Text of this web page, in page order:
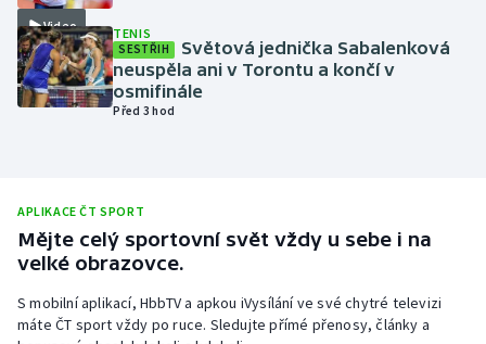
Olympijské hry
Parasport
Ragby
Rychlobruslení
Video TENIS
SESTŘIH
Světová jednička Sabalenková
neuspěla ani v Torontu a končí v
osmifinále
Před 3 hod
APLIKACE ČT SPORT
Mějte celý sportovní svět vždy u sebe i na
velké obrazovce.
S mobilní aplikací, HbbTV a apkou iVysílání ve své chytré televizi
máte ČT sport vždy po ruce. Sledujte přímé přenosy, články a